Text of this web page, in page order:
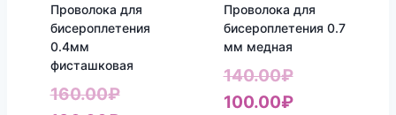
Проволока для
бисероплетения
0.4мм
фисташковая
160.00₽Первоначальная
Проволока для
бисероплетения 0.7
мм медная
140.00₽
цена
100.00₽Текущая